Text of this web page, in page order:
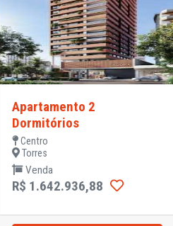
Apartamento 2
Dormitórios
Centro
Torres
Venda
R$ 1.642.936,88